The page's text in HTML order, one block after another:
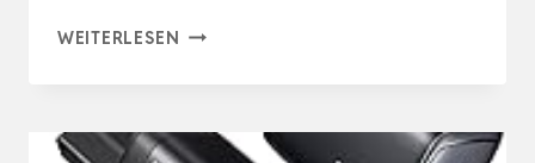
WEITERLESEN AIONEUS
LADEGERÄT,